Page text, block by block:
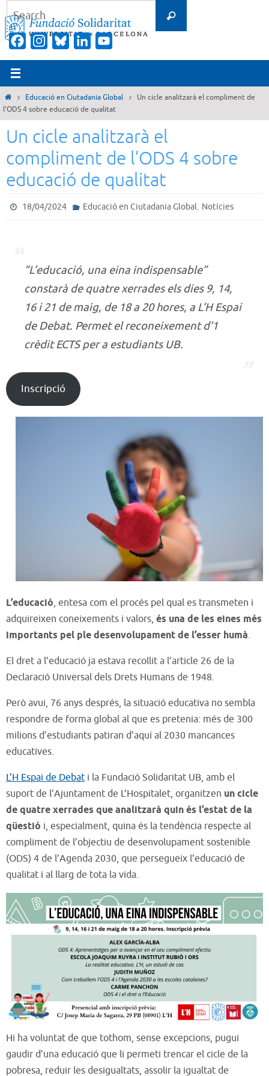
to
content
Search
FacebookInstagramBlueskyLinkedIn
Channel
HomeEducació en Ciutadania Global
Un cicle analitzarà el compliment de
l’ODS 4 sobre educació de qualitat
Un cicle analitzarà el
compliment de l’ODS 4 sobre
educació de qualitat
18/04/2024 Educació en Ciutadania Global, Notícies
“L’educació, una eina indispensable”
constarà de quatre xerrades els dies 9, 14,
16 i 21 de maig, de 18 a 20 hores, a L’H Espai
de Debat. Permet el reconeixement d’1
crèdit ECTS per a estudiants UB.
Inscripció
L’educació, entesa com el procés pel qual es transmeten i
adquireixen coneixements i valors, és una de les eines més
importants pel ple desenvolupament de l’esser humà.
El dret a l’educació ja estava recollit a l’article 26 de la
Declaració Universal dels Drets Humans de 1948.
Però avui, 76 anys després, la situació educativa no sembla
respondre de forma global al que es pretenia: més de 300
milions d’estudiants patiran d’aquí al 2030 mancances
educatives.
L’H Espai de Debat i la Fundació Solidaritat UB, amb el
suport de l’Ajuntament de L’Hospitalet, organitzen un cicle
de quatre xerrades que analitzarà quin és l’estat de la
qüestió i, especialment, quina és la tendència respecte al
compliment de l’objectiu de desenvolupament sostenible
(ODS) 4 de l’Agenda 2030, que persegueix l’educació de
qualitat i al llarg de tota la vida.
Hi ha voluntat de que tothom, sense excepcions, pugui
gaudir d’una educació que li permeti trencar el cicle de la
pobresa, reduir les desigualtats, assolir la igualtat de